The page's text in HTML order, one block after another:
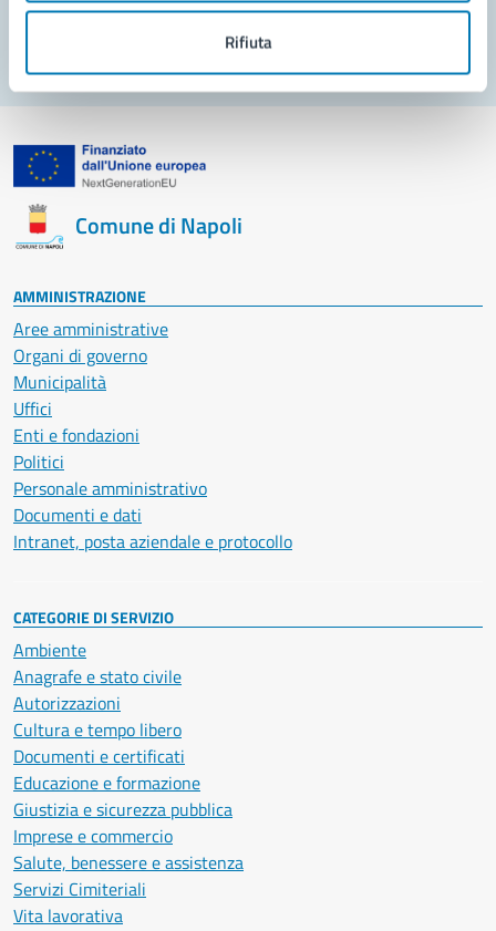
Rifiuta
Segnala disservizio
Comune di Napoli
AMMINISTRAZIONE
Aree amministrative
Organi di governo
Municipalità
Uffici
Enti e fondazioni
Politici
Personale amministrativo
Documenti e dati
Intranet, posta aziendale e protocollo
CATEGORIE DI SERVIZIO
Ambiente
Anagrafe e stato civile
Autorizzazioni
Cultura e tempo libero
Documenti e certificati
Educazione e formazione
Giustizia e sicurezza pubblica
Imprese e commercio
Salute, benessere e assistenza
Servizi Cimiteriali
Vita lavorativa